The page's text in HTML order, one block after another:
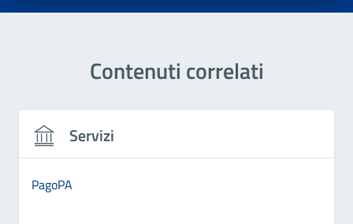
Contenuti correlati
Servizi
PagoPA